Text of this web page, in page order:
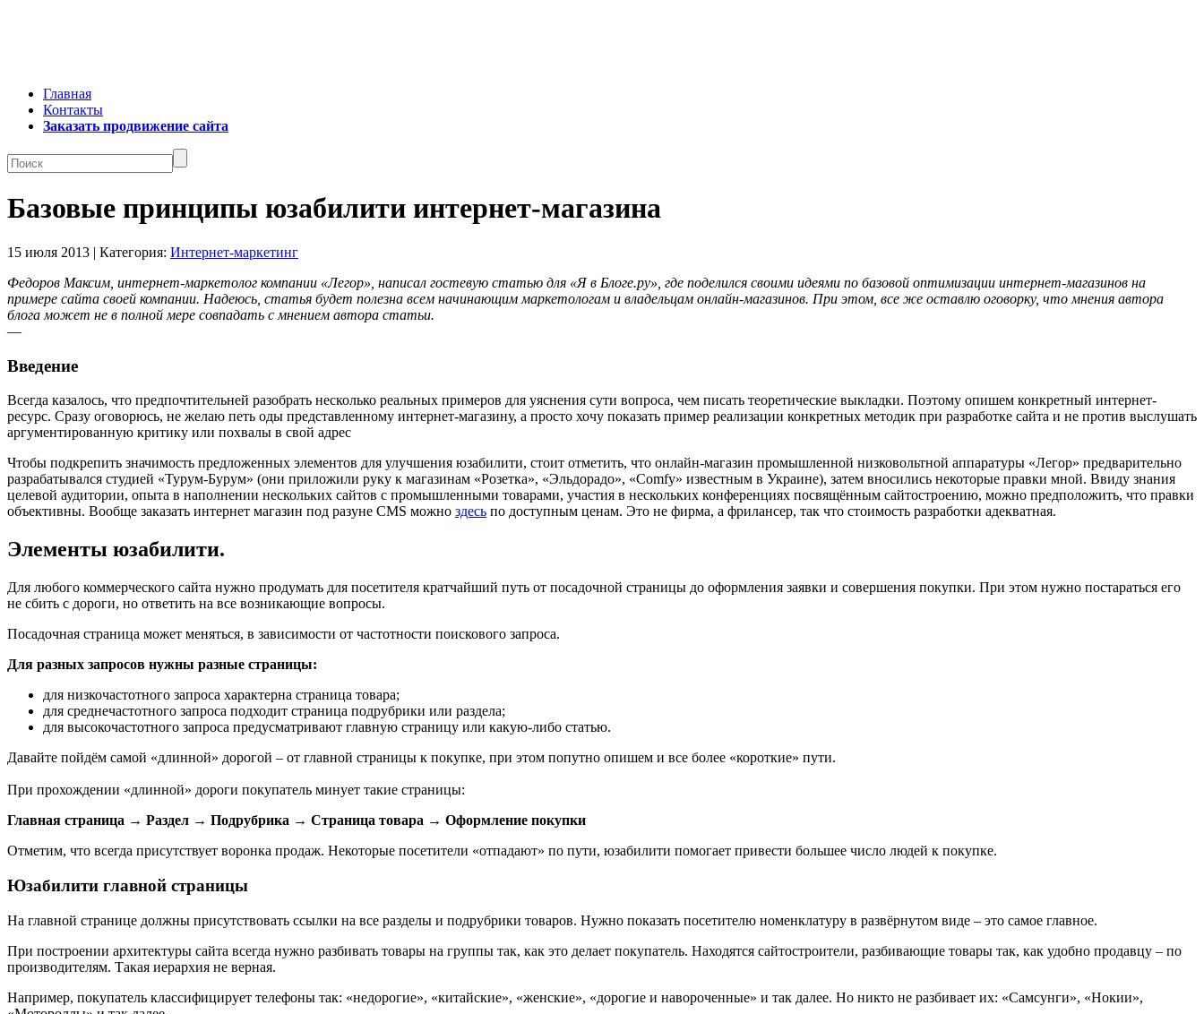
Главная
Контакты
Заказать продвижение сайта
Базовые принципы юзабилити интернет-магазина
15 июля 2013 | Категория: Интернет-маркетинг
Федоров Максим, интернет-маркетолог компании «Легор», написал гостевую статью для «Я в Блоге.ру», где поделился своими идеями по базовой оптимизации интернет-магазинов на
примере сайта своей компании. Надеюсь, статья будет полезна всем начинающим маркетологам и владельцам онлайн-магазинов. При этом, все же оставлю оговорку, что мнения автора
блога может не в полной мере совпадать с мнением автора статьи.
—
Введение
Всегда казалось, что предпочтительней разобрать несколько реальных примеров для уяснения сути вопроса, чем писать теоретические выкладки. Поэтому опишем конкретный интернет-
ресурс. Сразу оговорюсь, не желаю петь оды представленному интернет-магазину, а просто хочу показать пример реализации конкретных методик при разработке сайта и не против выслушать
аргументированную критику или похвалы в свой адрес
Чтобы подкрепить значимость предложенных элементов для улучшения юзабилити, стоит отметить, что онлайн-магазин промышленной низковольтной аппаратуры «Легор» предварительно
разрабатывался студией «Турум-Бурум» (они приложили руку к магазинам «Розетка», «Эльдорадо», «Comfy» известным в Украине), затем вносились некоторые правки мной. Ввиду знания
целевой аудитории, опыта в наполнении нескольких сайтов с промышленными товарами, участия в нескольких конференциях посвящённым сайтостроению, можно предположить, что правки
объективны. Вообще заказать интернет магазин под разyне CMS можно здесь по доступным ценам. Это не фирма, а фрилансер, так что стоимость разработки адекватная.
Элементы юзабилити.
Для любого коммерческого сайта нужно продумать для посетителя кратчайший путь от посадочной страницы до оформления заявки и совершения покупки. При этом нужно постараться его
не сбить с дороги, но ответить на все возникающие вопросы.
Посадочная страница может меняться, в зависимости от частотности поискового запроса.
Для разных запросов нужны разные страницы:
для низкочастотного запроса характерна страница товара;
для среднечастотного запроса подходит страница подрубрики или раздела;
для высокочастотного запроса предусматривают главную страницу или какую-либо статью.
Давайте пойдём самой «длинной» дорогой – от главной страницы к покупке, при этом попутно опишем и все более «короткие» пути.
При прохождении «длинной» дороги покупатель минует такие страницы:
Главная страница → Раздел → Подрубрика → Страница товара → Оформление покупки
Отметим, что всегда присутствует воронка продаж. Некоторые посетители «отпадают» по пути, юзабилити помогает привести большее число людей к покупке.
Юзабилити главной страницы
На главной странице должны присутствовать ссылки на все разделы и подрубрики товаров. Нужно показать посетителю номенклатуру в развёрнутом виде – это самое главное.
При построении архитектуры сайта всегда нужно разбивать товары на группы так, как это делает покупатель. Находятся сайтостроители, разбивающие товары так, как удобно продавцу – по
производителям. Такая иерархия не верная.
Например, покупатель классифицирует телефоны так: «недорогие», «китайские», «женские», «дорогие и навороченные» и так далее. Но никто не разбивает их: «Самсунги», «Нокии»,